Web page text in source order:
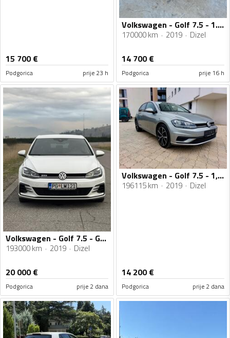
15 700€
Podgorica prije 23 h
Volkswagen - Golf 7.5 - 1.6 tdi
170000 km 2019 Dizel
14 700€
Podgorica prije 16 h
Volkswagen - Golf 7.5 - GTD
193000 km 2019 Dizel
20 000€
Podgorica prije 2 dana
Volkswagen - Golf 7.5 - 1,6 TDI , 85 KW
196115 km 2019 Dizel
14 200€
Podgorica prije 2 dana